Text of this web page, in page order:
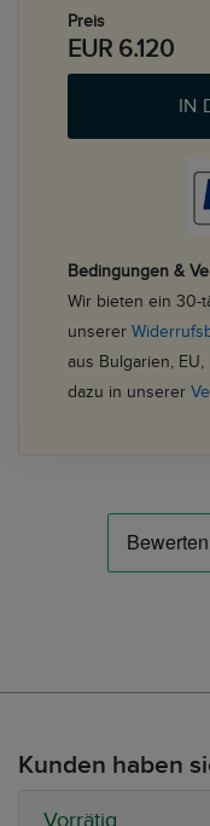
Preis
EUR 6.120
IN
Bedingungen &
Wir bieten ein 30-
unserer
aus Bulgarien,
dazu in unserer
Kunden haben
Vorrätig